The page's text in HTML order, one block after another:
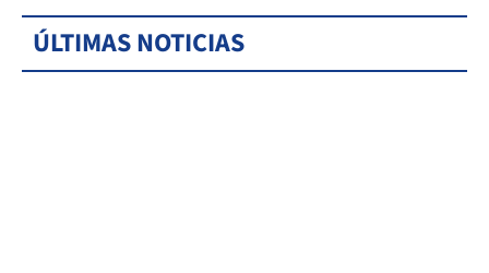
ÚLTIMAS NOTICIAS